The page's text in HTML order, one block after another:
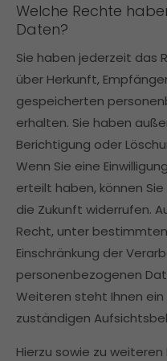
Welche Rechte
Daten?
Sie haben jederzeit das
über Herkunft,
gespeicherten
erhalten. Sie haben
Berichtigung oder
Wenn Sie eine
erteilt haben, können
die Zukunft widerrufen.
Recht, unter
Einschränkung der
personenbezogenen
Weiteren steht Ihnen
zuständigen
Hierzu sowie zu